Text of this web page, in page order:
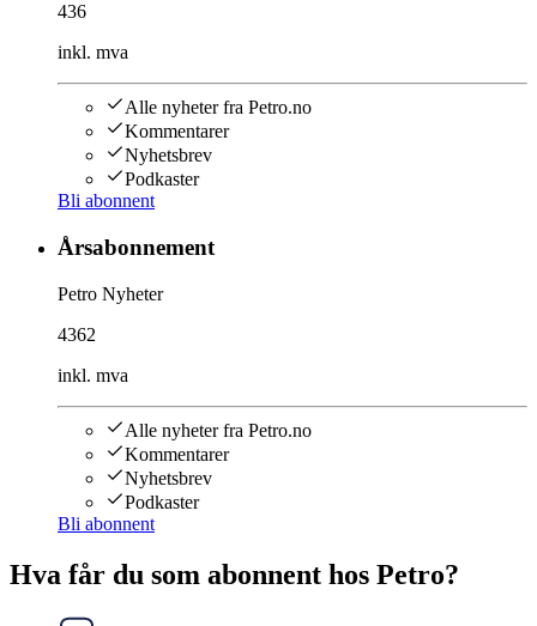
436
inkl. mva
Alle nyheter fra Petro.no
Kommentarer
Nyhetsbrev
Podkaster
Bli abonnent
Årsabonnement
Petro Nyheter
4362
inkl. mva
Alle nyheter fra Petro.no
Kommentarer
Nyhetsbrev
Podkaster
Bli abonnent
Hva får du som abonnent hos Petro?